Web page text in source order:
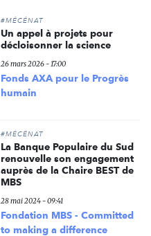
#MÉCÉNAT
Un appel à projets pour
décloisonner la science
26 mars 2026 - 17:00
Fonds AXA pour le Progrès
humain
#MÉCÉNAT
La Banque Populaire du Sud
renouvelle son engagement
auprès de la Chaire BEST de
MBS
28 mai 2024 - 09:41
Fondation MBS - Committed
to making a difference